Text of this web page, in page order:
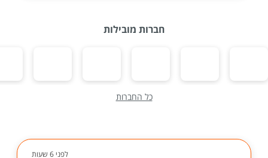
חברות מובילות
כל החברות
לפני 6 שעות